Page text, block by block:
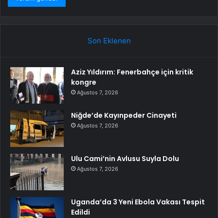
Son Eklenen
Aziz Yıldırım: Fenerbahçe için kritik
kongre
Ağustos 7, 2026
Niğde’de Kayınpeder Cinayeti
Ağustos 7, 2026
Ulu Cami’nin Avlusu Suyla Dolu
Ağustos 7, 2026
Uganda’da 3 Yeni Ebola Vakası Tespit
Edildi